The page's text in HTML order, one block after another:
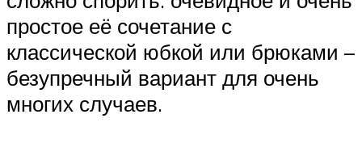
простое её сочетание с
классической юбкой или брюками –
безупречный вариант для очень
многих случаев.